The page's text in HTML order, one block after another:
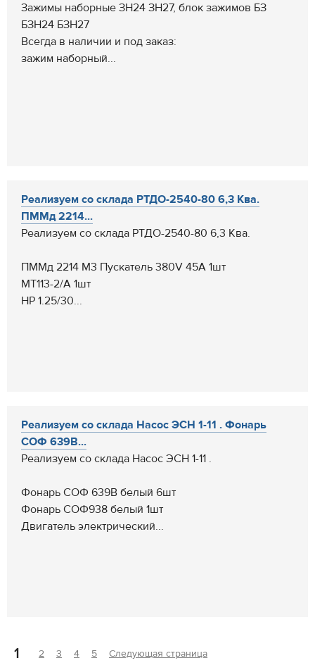
Зажимы наборные ЗН24 ЗН27, блок зажимов БЗ
БЗН24 БЗН27
Всегда в наличии и под заказ:
зажим наборный...
Реализуем со склада РТДО-2540-80 6,3 Ква.
ПММд 2214...
Реализуем со склада РТДО-2540-80 6,3 Ква.
ПММд 2214 М3 Пускатель 380V 45А 1шт
МТ113-2/А 1шт
НР 1.25/30...
Реализуем со склада Насос ЭСН 1-11 . Фонарь
СОФ 639В...
Реализуем со склада Насос ЭСН 1-11 .
Фонарь СОФ 639В белый 6шт
Фонарь СОФ938 белый 1шт
Двигатель электрический...
1 2 3 4 5 Следующая страница